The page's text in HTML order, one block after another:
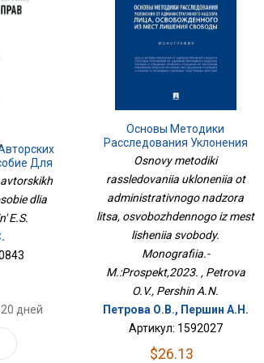
Для
dlia
E.S.
дней
Основы Методики
Расследования Уклонения
От Административного
Надзора Лица,
Освобожденного Из Мест
Лишения Свободы.
Монография.-
М.:Проспект,2023.
Osnovy metodiki
rassledovaniia ukloneniia ot
administrativnogo nadzora
litsa, osvobozhdennogo iz mest
lisheniia svobody.
Monografiia.-
M.:Prospekt,2023. , Petrova
O.V., Pershin A.N.
Петрова О.В., Першин А.Н.
Артикул: 1592027
$26.13